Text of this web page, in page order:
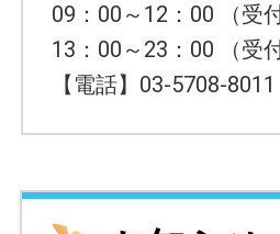
09：00～12：00 （
13：00～23：00 （
【電話】03-5708-8011